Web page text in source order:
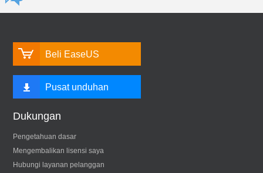
Beli EaseUS
Pusat unduhan
Dukungan
Pengetahuan dasar
Mengembalikan lisensi saya
Hubungi layanan pelanggan